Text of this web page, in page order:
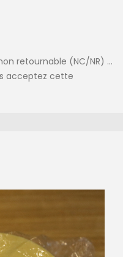
retournable (NC/NR) ...
acceptez cette